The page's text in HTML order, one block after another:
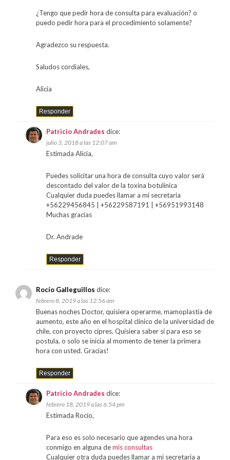
¿Tengo que pedir hora de consulta para evaluación? o
puedo pedir hora para el procedimiento solamente?
Agradezco su respuesta.
Saludos cordiales,
Alicia
Responder
Patricio Andrades dice:
julio 3, 2018 a las 12:07 am
Estimada Alicia,
Puedes solicitar una hora de consulta cuyo valor será
descontado del valor de la toxina botulínica
Cualquier duda puedes llamar a mi secretaria
+56229456845 | +56229587191 | +56951993148
Muchas gracias
Dr. Andrade
Responder
Rocío Galleguillos dice:
febrero 8, 2019 a las 12:56 am
Buenas noches Doctor, quisiera operarme, mamoplastia de
aumento, este año en el hospital clínico de la universidad de
chile, con proyecto cipres. Quisiera saber si para eso se
postula, o solo se inicia al momento de tener la primera
hora con usted. Gracias!
Responder
Patricio Andrades dice:
febrero 18, 2019 a las 6:54 pm
Estimada Rocío,
Para eso es solo necesario que agendes una hora
conmigo en alguna demis consultas
Cualquier otra duda puedes llamar a mi secretaria a